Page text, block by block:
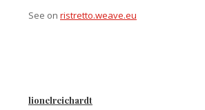
See on ristretto.weave.eu
lionelreichardt